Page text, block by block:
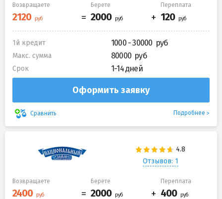
Возвращаете Берете Переплата
1й кредит 1000 - 30000
Макс. сумма 80000
Срок 1-14 дней
Оформить заявку
Сравнить Подробнее
Отзывов: 1
Возвращаете Берете Переплата